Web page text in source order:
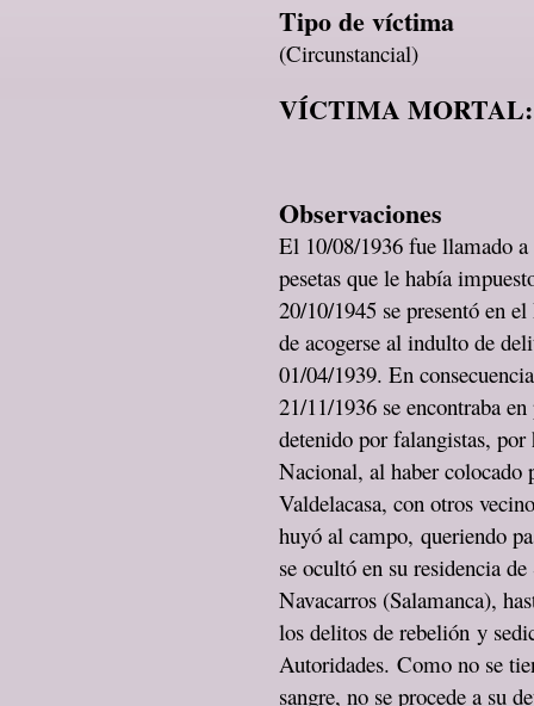
Tipo de víctima
(Circunstancial)
VÍCTIMA MORTAL:
Observaciones
El 10/08/1936 fue llamado a
pesetas que le había
20/10/1945 se presentó en
de acogerse al indulto de
01/04/1939. En
21/11/1936 se encontraba
detenido por falangistas,
Nacional, al haber colocado
Valdelacasa, con otros
huyó al campo, queriendo
se ocultó en su residencia
Navacarros (Salamanca),
los delitos de rebelión y
Autoridades. Como no se
sangre, no se procede a su